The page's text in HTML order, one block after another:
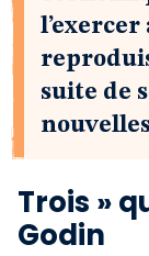
l’exercer
suite de
Trois »
Godin